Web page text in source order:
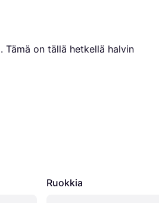
. Tämä on tällä hetkellä halvin
Ruokkia